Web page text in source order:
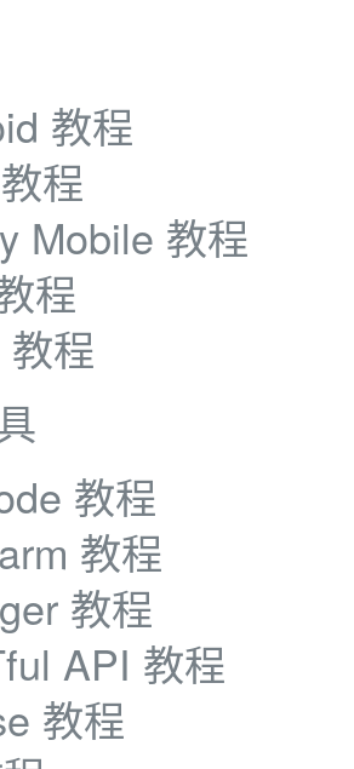
教程
程
Mobile 教程
程
程
教程
教程
教程
API 教程
教程